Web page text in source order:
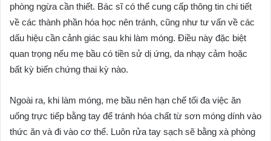
phòng ngừa cần thiết. Bác sĩ có thể cung cấp thông tin chi tiết
về các thành phần hóa học nên tránh, cũng như tư vấn về các
dấu hiệu cần cảnh giác sau khi làm móng. Điều này đặc biệt
quan trọng nếu mẹ bầu có tiền sử dị ứng, da nhạy cảm hoặc
bất kỳ biến chứng thai kỳ nào.
Ngoài ra, khi làm móng, mẹ bầu nên hạn chế tối đa việc ăn
uống trực tiếp bằng tay để tránh hóa chất từ sơn móng dính vào
thức ăn và đi vào cơ thể. Luôn rửa tay sạch sẽ bằng xà phòng